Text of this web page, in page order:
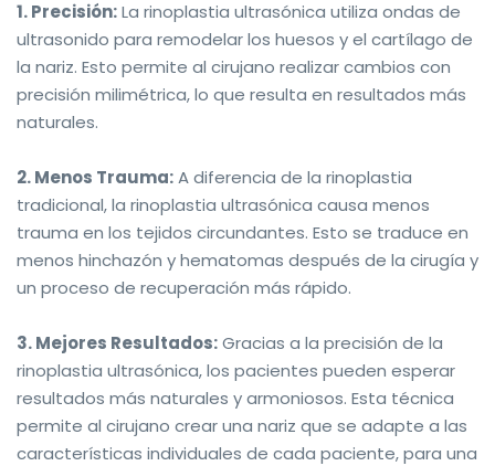
1. Precisión:La rinoplastia ultrasónica utiliza ondas de
ultrasonido para remodelar los huesos y el cartílago de
la nariz. Esto permite al cirujano realizar cambios con
precisión milimétrica, lo que resulta en resultados más
naturales.
2. Menos Trauma:A diferencia de la rinoplastia
tradicional, la rinoplastia ultrasónica causa menos
trauma en los tejidos circundantes. Esto se traduce en
menos hinchazón y hematomas después de la cirugía y
un proceso de recuperación más rápido.
3. Mejores Resultados:Gracias a la precisión de la
rinoplastia ultrasónica, los pacientes pueden esperar
resultados más naturales y armoniosos. Esta técnica
permite al cirujano crear una nariz que se adapte a las
características individuales de cada paciente, para una